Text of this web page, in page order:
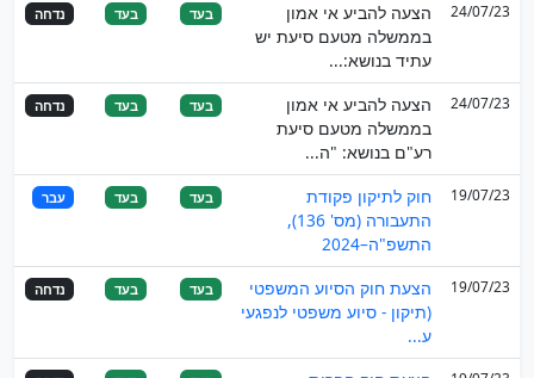
24/07/23
הצעה להביע אי אמון
בממשלה מטעם סיעת יש
עתיד בנושא:...
בעד בעד נדחה
24/07/23
הצעה להביע אי אמון
בממשלה מטעם סיעת
רע"ם בנושא: "ה...
בעד בעד נדחה
19/07/23
חוק לתיקון פקודת
התעבורה (מס' 136),
התשפ"ה–2024
בעד בעד עבר
19/07/23
הצעת חוק הסיוע המשפטי
(תיקון - סיוע משפטי לנפגעי
ע...
בעד בעד נדחה